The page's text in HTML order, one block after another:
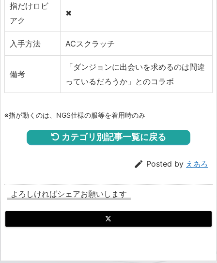
指だけロビ
アク
✖
入手方法 ACスクラッチ
備考
「ダンジョンに出会いを求めるのは間違
っているだろうか」とのコラボ
※指が動くのは、NGS仕様の服等を着用時のみ
カテゴリ別記事一覧に戻る
 Posted by えあろ
よろしければシェアお願いします